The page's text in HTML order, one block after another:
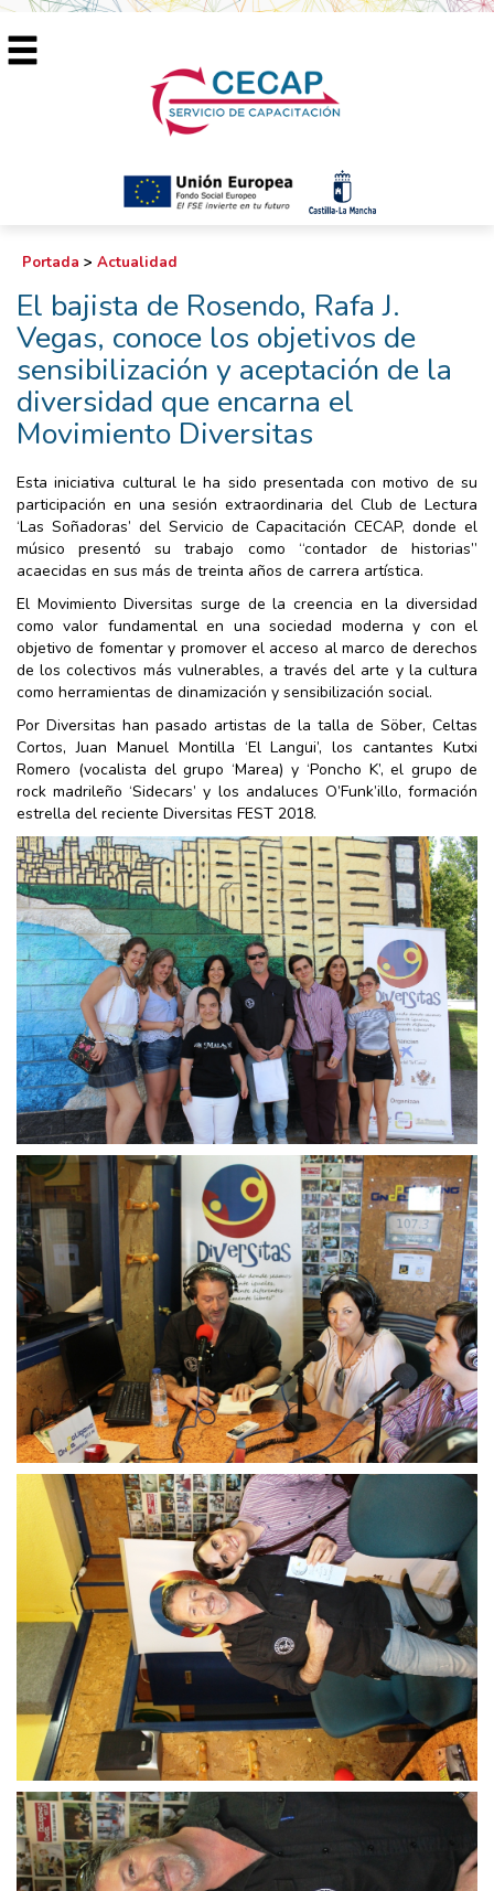
Portada > Actualidad
El bajista de Rosendo, Rafa J.
Vegas, conoce los objetivos de
sensibilización y aceptación de la
diversidad que encarna el
Movimiento Diversitas
Esta iniciativa cultural le ha sido presentada con motivo de su
participación en una sesión extraordinaria del Club de Lectura
‘Las Soñadoras’ del Servicio de Capacitación CECAP, donde el
músico presentó su trabajo como “contador de historias”
acaecidas en sus más de treinta años de carrera artística.
El Movimiento Diversitas surge de la creencia en la diversidad
como valor fundamental en una sociedad moderna y con el
objetivo de fomentar y promover el acceso al marco de derechos
de los colectivos más vulnerables, a través del arte y la cultura
como herramientas de dinamización y sensibilización social.
Por Diversitas han pasado artistas de la talla de Söber, Celtas
Cortos, Juan Manuel Montilla ‘El Langui’, los cantantes Kutxi
Romero (vocalista del grupo ‘Marea) y ‘Poncho K’, el grupo de
rock madrileño ‘Sidecars’ y los andaluces O’Funk’illo, formación
estrella del reciente Diversitas FEST 2018.